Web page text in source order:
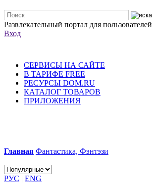
Развлекательный портал для пользователей
Вход
СЕРВИСЫ НА САЙТЕ
В ТАРИФЕ FREE
РЕСУРСЫ DOM.RU
КАТАЛОГ ТОВАРОВ
ПРИЛОЖЕНИЯ
Главная Фантастика, Фэнтэзи
РУС | ENG